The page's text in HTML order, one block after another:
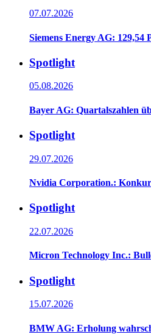
07.07.2026
Siemens Energy AG: 129,54
Spotlight
05.08.2026
Bayer AG: Quartalszahlen
Spotlight
29.07.2026
Nvidia Corporation.:
Spotlight
22.07.2026
Micron Technology Inc.:
Spotlight
15.07.2026
BMW AG: Erholung